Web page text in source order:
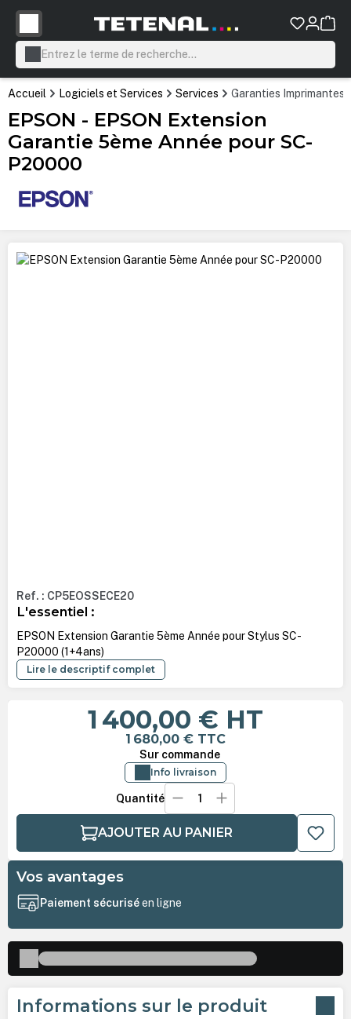
principal
Accueil Logiciels et Services Services Garanties Imprimantes
EPSON - EPSON Extension
Garantie 5ème Année pour SC-
P20000
Ignorer la galerie d'images
Ref. : CP5EOSSECE20
L'essentiel :
EPSON Extension Garantie 5ème Année pour Stylus SC-
P20000 (1+4ans)
Lire le descriptif complet
1 400,00 € HT
1 680,00 € TTC
Sur commande
Info livraison
Quantité
AJOUTER AU PANIER
Vos avantages
Paiement sécuriséen ligne
Informations sur le produit